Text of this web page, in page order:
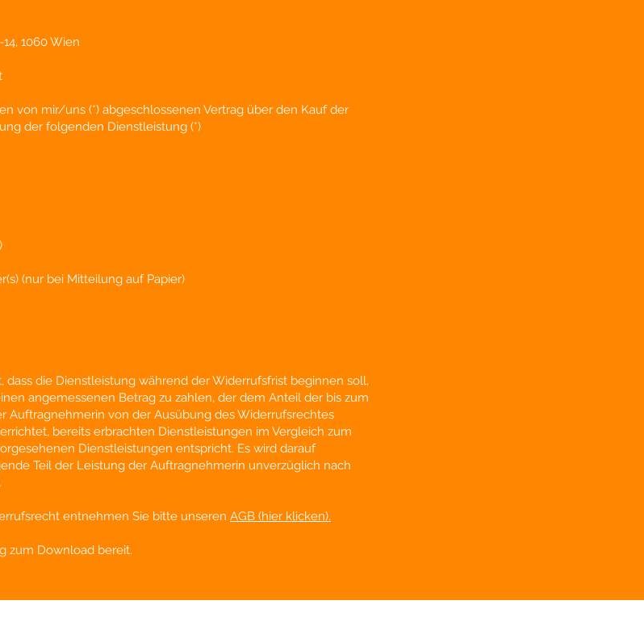
1060 Wien
von mir/uns (*) abgeschlossenen Vertrag über den Kauf der
der folgenden Dienstleistung (*)
(nur bei Mitteilung auf Papier)
dass die Dienstleistung während der Widerrufsfrist beginnen soll,
angemessenen Betrag zu zahlen, der dem Anteil der bis zum
Auftragnehmerin von der Ausübung des Widerrufsrechtes
bereits erbrachten Dienstleistungen im Vergleich zum
Dienstleistungen entspricht. Es wird darauf
Teil der Leistung der Auftragnehmerin unverzüglich nach
entnehmen Sie bitte unseren AGB (hier klicken).
zum Download bereit.